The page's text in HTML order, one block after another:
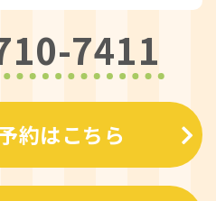
7411
約はこちら